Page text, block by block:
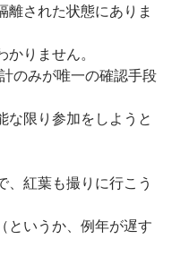
離された状態にありま
りません。
のみが唯一の確認手段
な限り参加をしようと
、紅葉も撮りに行こう
というか、例年が遅す